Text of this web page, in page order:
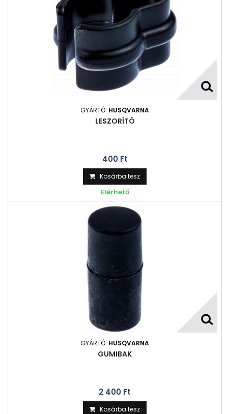
GYÁRTÓ: HUSQVARNA
LESZORÍTÓ
400 Ft‎
Kosárba tesz
Elérhető
GYÁRTÓ: HUSQVARNA
GUMIBAK
2 400 Ft‎
Kosárba tesz